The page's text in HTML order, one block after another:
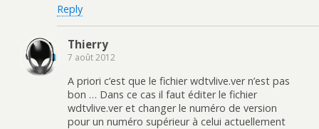
Reply
Thierry
7 août 2012
A priori c’est que le fichier wdtvlive.ver n’est pas
bon … Dans ce cas il faut éditer le fichier
wdtvlive.ver et changer le numéro de version
pour un numéro supérieur à celui actuellement